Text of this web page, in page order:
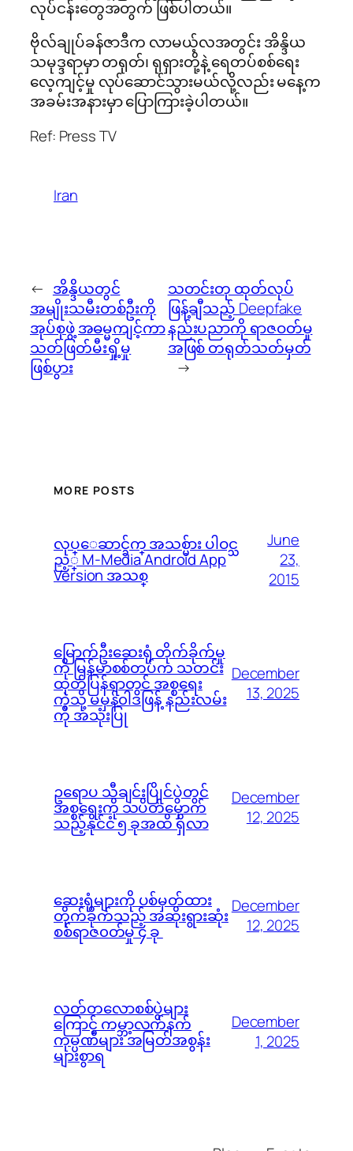
လုပ်ငန်းတွေအတွက် ဖြစ်ပါတယ်။
ဗိုလ်ချုပ်ခန်ဇာဒီက လာမယ့်လအတွင်း အိန္ဒိယ
သမုဒ္ဒရာမှာ တရုတ်၊ ရုရှားတို့နဲ့ ရေတပ်စစ်ရေး
လေ့ကျင့်မှု လုပ်ဆောင်သွားမယ်လို့လည်း မနေ့က
အခမ်းအနားမှာ ပြောကြားခဲ့ပါတယ်။
Ref: Press TV
Iran
← အိန္ဒိယတွင်
အမျိုးသမီးတစ်ဦးကို
အုပ်စုဖွဲ့ အဓမ္မကျင့်ကာ
သတ်ဖြတ်မီးရှို့မှု
ဖြစ်ပွား
သတင်းတု ထုတ်လုပ်
ဖြန့်ချီသည့် Deepfake
နည်းပညာကို ရာဇဝတ်မှု
အဖြစ် တရုတ်သတ်မှတ်
→
MORE POSTS
လုပ္ေဆာင္ခ်က္ အသစ္မ်ား ပါဝင္သ
ည့္ M-Media Android App
Version အသစ္
June
23,
2015
မြောက်ဦးဆေးရုံ တိုက်ခိုက်မှု
ကို မြန်မာစစ်တပ်က သတင်း
ထုတ်ပြန်ရာတွင် အစ္စရေး
ကဲ့သို့ မမှန်၀ါဒဖြန့် နည်းလမ်း
ကို အသုံးပြု
December
13, 2025
ဥရောပ သီချင်းပြိုင်ပွဲတွင်
အစ္စရေးကို သပိတ်မှောက်
သည့်နိုင်ငံ ၅ ခုအထိ ရှိလာ
December
12, 2025
ဆေးရုံများကို ပစ်မှတ်ထား
တိုက်ခိုက်သည့် အဆိုးရွားဆုံး
စစ်ရာဇ၀တ်မှု ၄ ခု
December
12, 2025
လတ်တလောစစ်ပွဲများ
ကြောင့် ကမ္ဘာ့လက်နက်
ကုမ္ပဏီများ အမြတ်အစွန်း
များစွာရ
December
1, 2025